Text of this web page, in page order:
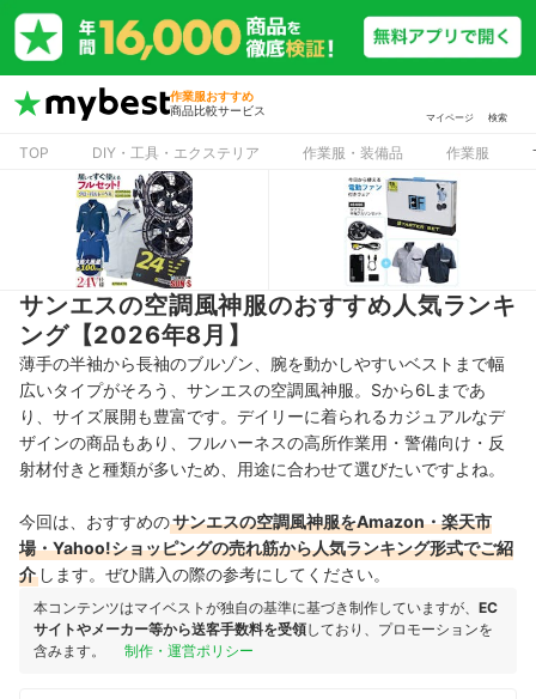
作業服おすすめ
商品比較サービス
マイページ 検索
TOP DIY・工具・エクステリア 作業服・装備品 作業服
サンエスの空調風神服のおすすめ人気ランキ
ング【2026年8月】
薄手の半袖から長袖のブルゾン、腕を動かしやすいベストまで幅
広いタイプがそろう、サンエスの空調風神服。Sから6Lまであ
り、サイズ展開も豊富です。デイリーに着られるカジュアルなデ
ザインの商品もあり、フルハーネスの高所作業用・警備向け・反
射材付きと種類が多いため、用途に合わせて選びたいですよね。
今回は、おすすめのサンエスの空調風神服をAmazon・楽天市
場・Yahoo!ショッピングの売れ筋から人気ランキング形式でご紹
介 します。ぜひ購入の際の参考にしてください。
本コンテンツはマイベストが独自の基準に基づき制作していますが、 EC
サイトやメーカー等から送客手数料を受領しており、プロモーションを
含みます。
制作・運営ポリシー